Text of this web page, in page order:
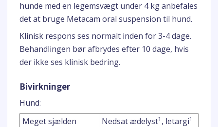
hunde med en legemsvægt under 4 kg anbefales
det at bruge Metacam oral suspension til hund.
Klinisk respons ses normalt inden for 3-4 dage.
Behandlingen bør afbrydes efter 10 dage, hvis
der ikke ses klinisk bedring.
Bivirkninger
Hund:
Meget sjælden
Nedsat ædelyst1 , letargi1